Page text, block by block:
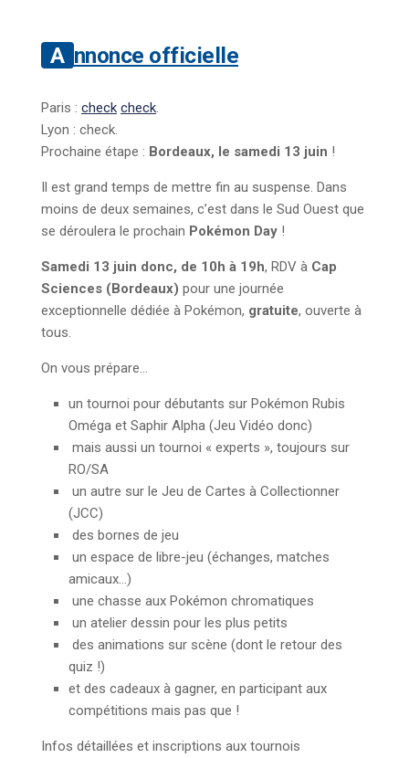
Annonce officielle
Paris : check check.
Lyon : check.
Prochaine étape : Bordeaux, le samedi 13 juin !
Il est grand temps de mettre fin au suspense. Dans
moins de deux semaines, c’est dans le Sud Ouest que
se déroulera le prochain Pokémon Day !
Samedi 13 juin donc, de 10h à 19h, RDV à Cap
Sciences (Bordeaux) pour une journée
exceptionnelle dédiée à Pokémon, gratuite, ouverte à
tous.
On vous prépare…
un tournoi pour débutants sur Pokémon Rubis
Oméga et Saphir Alpha (Jeu Vidéo donc)
mais aussi un tournoi « experts », toujours sur
RO/SA
un autre sur le Jeu de Cartes à Collectionner
(JCC)
des bornes de jeu
un espace de libre-jeu (échanges, matches
amicaux…)
une chasse aux Pokémon chromatiques
un atelier dessin pour les plus petits
des animations sur scène (dont le retour des
quiz !)
et des cadeaux à gagner, en participant aux
compétitions mais pas que !
Infos détaillées et inscriptions aux tournois